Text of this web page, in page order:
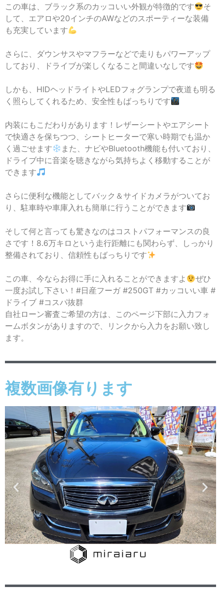
この車は、ブラック系のカッコいい外観が特徴的です
そ
して、エアロや20インチのAWなどのスポーティーな装備
も充実しています
さらに、ダウンサスやマフラーなどで走りもパワーアップ
しており、ドライブが楽しくなること間違いなしです
しかも、HIDヘッドライトやLEDフォグランプで夜道も明る
く照らしてくれるため、安全性もばっちりです
内装にもこだわりがあります！レザーシートやエアシート
で快適さを保ちつつ、シートヒーターで寒い時期でも温か
く過ごせます
また、ナビやBluetooth機能も付いており、
ドライブ中に音楽を聴きながら気持ちよく移動することが
できます
さらに便利な機能としてバック＆サイドカメラがついてお
り、駐車時や車庫入れも簡単に行うことができます
そして何と言っても驚きなのはコストパフォーマンスの良
さです！8.6万キロという走行距離にも関わらず、しっかり
整備されており、信頼性もばっちりです
この車、今ならお得に手に入れることができますよ
ぜひ
一度お試し下さい！#日産フーガ #250GT #カッコいい車 #
ドライブ #コスパ抜群
自社ローン審査ご希望の方は、このページ下部に入力フォ
ームボタンがありますので、リンクから入力をお願い致し
ます。
複数画像有ります